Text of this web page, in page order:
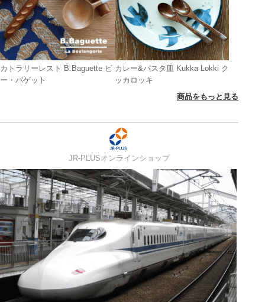
カトラリーレスト B.Baguette ビ
ー・バゲット
カレー&パスタ皿 Kukka Lokki ク
ッカロッキ
商品をもっと見る
JR-PLUSオンラインショップ